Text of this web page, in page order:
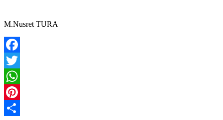
M.Nusret TURA
Facebook
Twitter
WhatsApp
Pinterest